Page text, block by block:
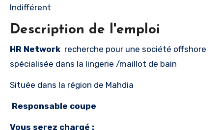
Indifférent
Description de l'emploi
HR Network recherche pour une société offshore
spécialisée dans la lingerie /maillot de bain
Située dans la région de Mahdia
Responsable coupe
Vous serez chargé :